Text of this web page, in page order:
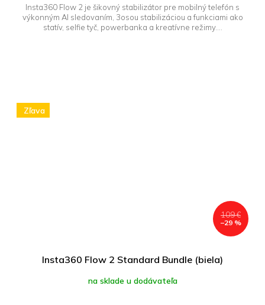
Insta360 Flow 2 je šikovný stabilizátor pre mobilný telefón s
výkonným AI sledovaním, 3osou stabilizáciou a funkciami ako
statív, selfie tyč, powerbanka a kreatívne režimy....
Zľava
109 €
–29 %
Insta360 Flow 2 Standard Bundle (biela)
na sklade u dodávateľa